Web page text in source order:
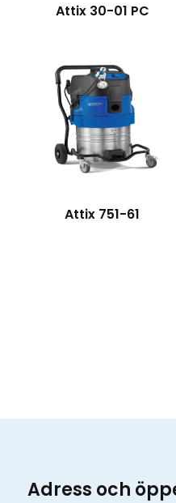
Attix 30-01 PC
Attix 751-61
Adress och